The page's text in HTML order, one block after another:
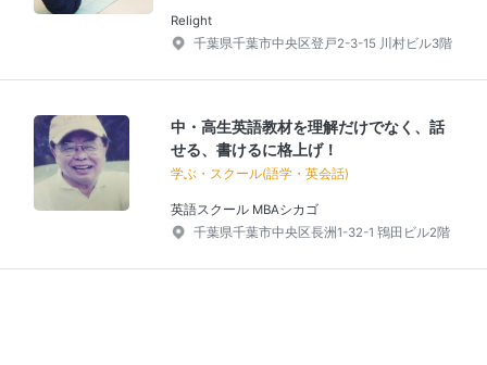
Relight
千葉県千葉市中央区登戸2-3-15 川村ビル3階
中・高生英語教材を理解だけでなく、話
せる、書けるに格上げ！
学ぶ・スクール(語学・英会話)
英語スクール MBAシカゴ
千葉県千葉市中央区長洲1-32-1 鴇田ビル2階